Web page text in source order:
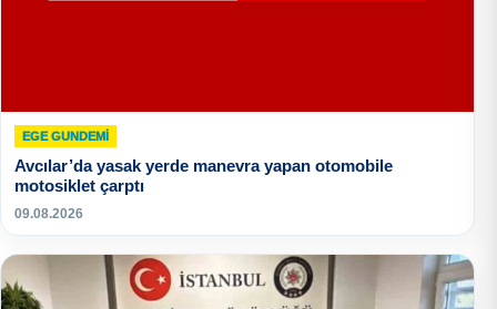
EGE GUNDEMİ
Avcılar’da yasak yerde manevra yapan otomobile
motosiklet çarptı
09.08.2026